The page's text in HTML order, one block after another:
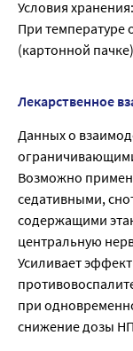
Условия хранения:
При температуре
(картонной
Лекарственное
Данных о
Возможно
седативными,
содержащими
центральную
Усиливает
при
снижение дозы